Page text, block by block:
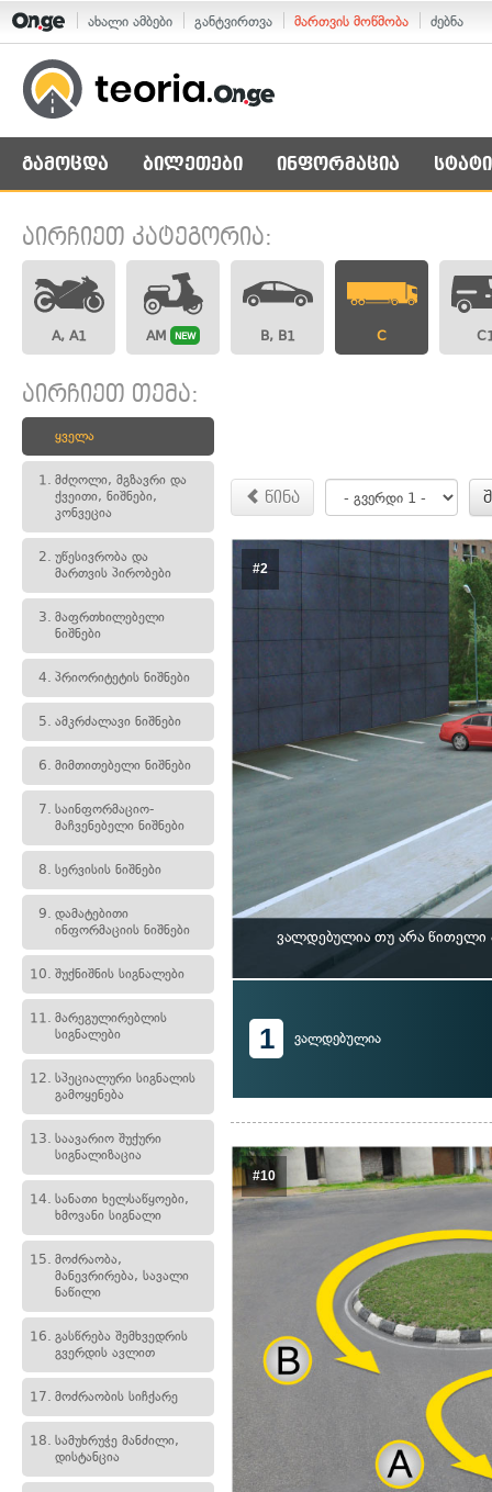
ახალი ამბები განტვირთვა მართვის მოწმობა ძებნა
გამოცდა ბილეთები ინფორმაცია
აირჩიეთ კატეგორია:
A, A1 AM NEW B, B1 C
აირჩიეთ თემა:
ყველა
1. მძღოლი, მგზავრი და
ქვეითი, ნიშნები,
კონვეცია
2. უწესივრობა და
მართვის პირობები
3. მაფრთხილებელი
ნიშნები
4. პრიორიტეტის ნიშნები
5. ამკრძალავი ნიშნები
6. მიმთითებელი ნიშნები
7. საინფორმაციო-
მაჩვენებელი ნიშნები
8. სერვისის ნიშნები
9. დამატებითი
ინფორმაციის ნიშნები
10. შუქნიშნის სიგნალები
11. მარეგულირებლის
სიგნალები
12. სპეციალური სიგნალის
გამოყენება
13. საავარიო შუქური
სიგნალიზაცია
14. სანათი ხელსაწყოები,
ხმოვანი სიგნალი
15. მოძრაობა,
მანევრირება, სავალი
ნაწილი
16. გასწრება შემხვედრის
გვერდის ავლით
17. მოძრაობის სიჩქარე
18. სამუხრუჭე მანძილი,
დისტანცია
წინა
#2
ვალდებულია თუ არა წითელი
1 ვალდებულია
#10